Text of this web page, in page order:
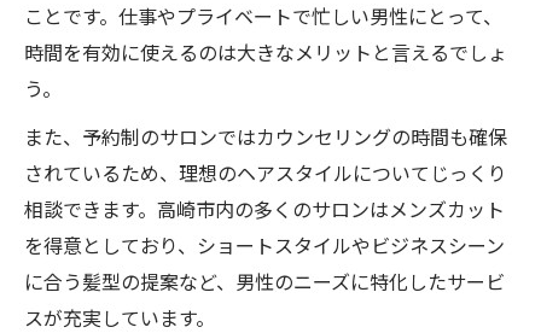
ことです。仕事やプライベートで忙しい男性にとって、
時間を有効に使えるのは大きなメリットと言えるでしょ
う。
また、予約制のサロンではカウンセリングの時間も確保
されているため、理想のヘアスタイルについてじっくり
相談できます。高崎市内の多くのサロンはメンズカット
を得意としており、ショートスタイルやビジネスシーン
に合う髪型の提案など、男性のニーズに特化したサービ
スが充実しています。